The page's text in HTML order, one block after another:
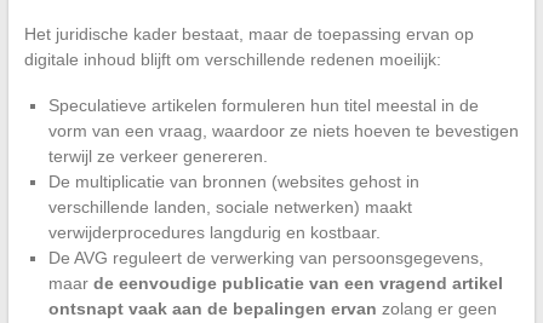
Het juridische kader bestaat, maar de toepassing ervan op
digitale inhoud blijft om verschillende redenen moeilijk:
Speculatieve artikelen formuleren hun titel meestal in de
vorm van een vraag, waardoor ze niets hoeven te bevestigen
terwijl ze verkeer genereren.
De multiplicatie van bronnen (websites gehost in
verschillende landen, sociale netwerken) maakt
verwijderprocedures langdurig en kostbaar.
De AVG reguleert de verwerking van persoonsgegevens,
maar de eenvoudige publicatie van een vragend artikel
ontsnapt vaak aan de bepalingen ervan zolang er geen